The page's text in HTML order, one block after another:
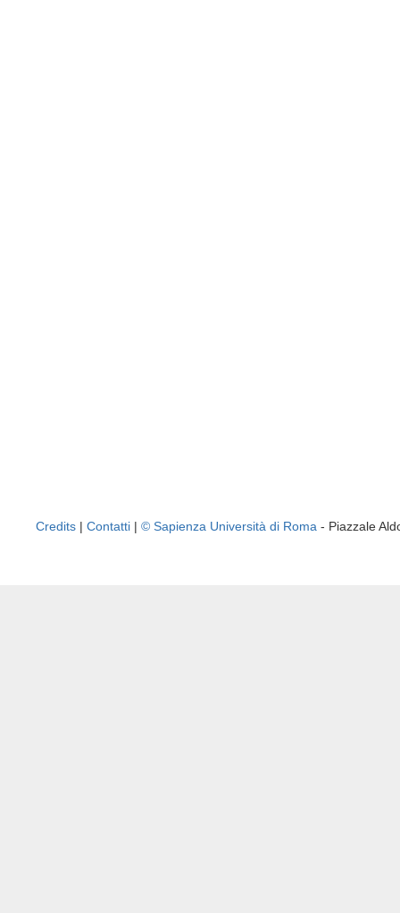
Credits | Contatti | © Sapienza Università di Roma - Piazzale